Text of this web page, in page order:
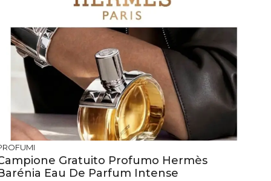
Gratuito Profumo Hermès
Eau De Parfum Intense